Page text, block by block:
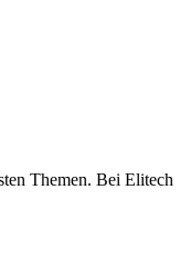
Themen. Bei Elitech